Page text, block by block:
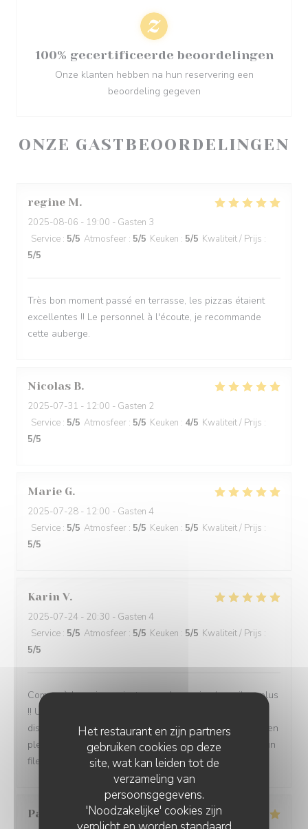
Het restaurant en zijn partners
gebruiken cookies op deze
site, wat kan leiden tot de
verzameling van
persoonsgegevens.
'Noodzakelijke' cookies zijn
ONZE GASTBEOORDELINGEN
regine M
2025-08-06 - 19:00 - Gasten 3
Service : 5/5 Atmosfeer : 5/5 Keuken : 5/5 Kwaliteit / Prijs :
5/5
Très bon moment passé en terrasse, les pizzas étaient
excellentes !! Le personnel à l'écoute, je recommande
cette auberge.
Nicolas B
2025-07-31 - 12:00 - Gasten 2
Service : 5/5 Atmosfeer : 5/5 Keuken : 4/5 Kwaliteit / Prijs :
5/5
Marie G
2025-07-28 - 12:00 - Gasten 4
Service : 5/5 Atmosfeer : 5/5 Keuken : 5/5 Kwaliteit / Prijs :
5/5
Karin V
2025-07-24 - 20:30 - Gasten 4
Service : 5/5 Atmosfeer : 5/5 Keuken : 5/5 Kwaliteit / Prijs :
5/5
Comme à la maison - juste avec le service (merci) en plus
!! Un endroit paisible, authentique, du vrai service,
discussion possible avec les amis (pas evident ailleurs en
plein de mois d'aout) mets copieux, beaux, savoureux, un
filet de boeuf tendre (viande de grande qualité)
Pascal
100% gecertificeerde beoordelingen
Onze klanten hebben na hun reservering een
beoordeling gegeven